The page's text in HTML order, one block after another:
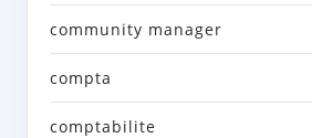
community manager
compta
comptabilite